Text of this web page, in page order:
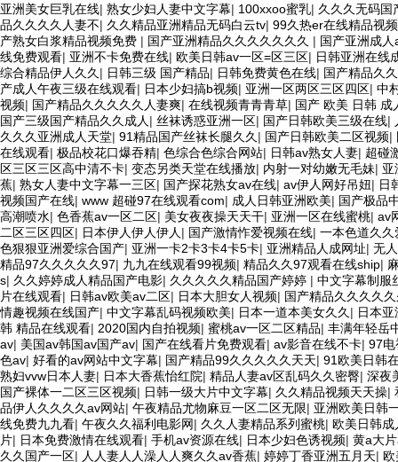
亚洲美女巨乳在线| 熟女少妇人妻中文字幕| 100xxoo蜜乳| 久久久无码国
品久久久久人妻不| 久久精品亚洲精品无码白云tv| 99久热er在线精品视频
产熟女白浆精品视频免费 | 国产亚洲精品久久久久久久久 | 国产亚洲成
线免费观看| 亚洲不卡免费在线| 欧美日韩av一区=区三区| 日韩亚洲在线
综合精品伊人久久 | 日韩三级 国产精品| 日韩免费黄色在线| 国产精品久
产成人午夜三级在线观看| 日本少妇搞b视频| 亚洲一区两区三区四区| 中
视频| 国产精品久久久久久人妻爽| 在线视频青青青草| 国产 欧美 日韩 成
国产三级国产精品久久成人 | 丝袜诱惑亚洲一区| 国产日韩欧美三级在线|
久久久亚洲成人天堂| 91精品国产丝袜长腿久久 | 国产日韩欧美二区视频|
在线观看| 极品校花口爆吞精| 色综合色综合网站| 日韩av熟女人妻| 超碰
区三区三区高中清不卡| 变态另类天堂在线播放| 内射一对幼嫩无毛妹| 亚
蕉| 熟女人妻中文字幕一三区| 国产探花熟女av在线| av伊人网好吊妞| 日
视频国产在线| www 超碰97在线观看com| 成人日韩亚洲欧美| 国产极品
高潮喷水| 色香蕉av一区二区| 美女夜夜操天天干| 亚洲一区在线蜜桃| av
二区三区四区| 日本伊人伊人伊人 | 国产激情怍爱视频在线| 一本色道久久
色狠狠亚洲爱综合国产| 亚洲一卡2卡3卡4卡5卡| 亚洲精品人成网址| 无
精品97久久久久久97| 九九在线观看99视频| 精品久久97观看在线ship|
s| 久久婷婷成人精品国产电影| 久久久久久精品国产婷婷 | 中文字幕制服
片在线观看| 日韩av欧美av二区| 日本大胆女人视频| 国产精品久久久久
情趣视频在线国产| 中文字幕乱码视频欧美| 日本一道本美女久久 | 日本
韩 精品在线观看| 2020国内自拍视频| 蜜桃av一区二区精品| 丰满年轻岳
av| 美国av韩国av国产av| 国产在线看片免费观看| av影音在线不卡| 97电
色av| 好看的av网站中文字幕| 国产精品99久久久久久天天| 91欧美日韩
熟妇vvw日本人妻| 日本大香蕉怡红院| 精品人妻av区乱码久久密臀| 深夜
国产裸体一二区三区视频| 日韩一级大片中文字幕| 久久精品视频天天操|
品伊人久久久久av网站| 午夜精品尤物麻豆一区二区无限| 亚洲欧美日韩
线免费九九看| 午夜久久福利电影网| 久久人妻精品系列蜜桃| 欧美日韩成
片| 日本免费激情在线观看| 手机av资源在线| 日本少妇色诱视频| 黄a大
久久国产一区| 人人妻人人澡人人爽久久av香蕉| 婷婷丁香亚洲五月天| 欧